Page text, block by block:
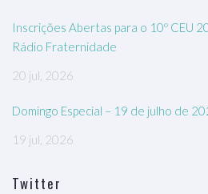
Inscrições Abertas para o 10º CEU
Rádio Fraternidade
20 jul, 2026
Domingo Especial – 19 de julho de
19 jul, 2026
Twitter